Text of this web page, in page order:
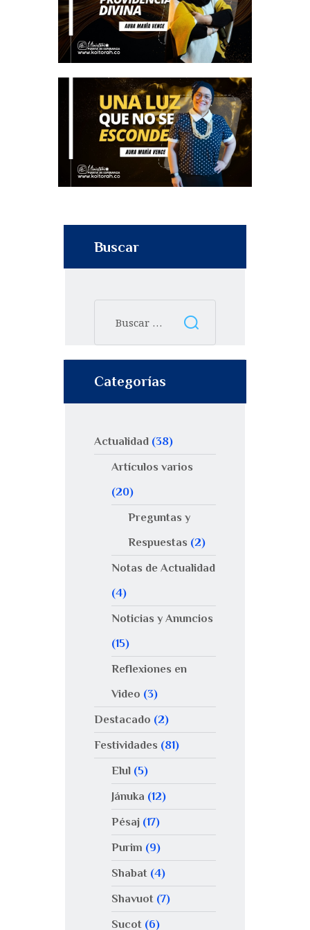
Buscar
Categorías
Actualidad (38)
Artículos varios
(20)
Preguntas y
Respuestas (2)
Notas de Actualidad
(4)
Noticias y Anuncios
(15)
Reflexiones en
Video (3)
Destacado (2)
Festividades (81)
Elul(5)
Jánuka (12)
Pésaj(17)
Purim (9)
Shabat (4)
Shavuot (7)
Sucot (6)